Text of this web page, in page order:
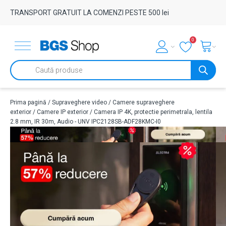
TRANSPORT GRATUIT LA COMENZI PESTE 500 lei
0
Products
search
Prima pagină / Supraveghere video / Camere supraveghere
exterior / Camere IP exterior / Camera IP 4K, protectie perimetrala, lentila
2.8 mm, IR 30m, Audio - UNV IPC2128SB-ADF28KMC-I0